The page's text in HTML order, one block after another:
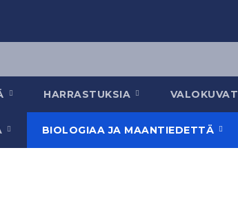
HARRASTUKSIA VALOKUVAT
BIOLOGIAA JA MAANTIEDETTÄ